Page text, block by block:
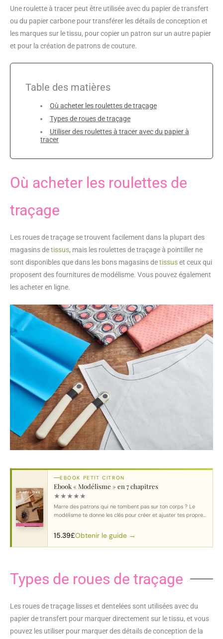
Une roulette à tracer peut être utilisée avec du papier de transfert
ou du papier carbone pour transférer les détails de conception et
les marques sur le tissu, pour copier un patron sur un autre papier
et pour la création de patrons de couture.
Table des matières
Où acheter les roulettes de traçage
Types de roues de traçage
Utiliser des roulettes à tracer avec du papier à
tracer
Où acheter les roulettes de
traçage
Les roues de traçage se trouvent facilement dans la plupart des
magasins detissus, mais les roulettes de traçage à pointiller ne
sont disponibles que dans les bons magasins detissuset ceux qui
proposent des fournitures de modélisme. Vous pouvez également
les acheter en ligne.
EBOOK PETIT CITRON
Ebook « Modélisme » en 7 chapitres
★★★★★
Marre des patrons qui ne tombent pas sur ton corps ? Le
modélisme te donne les clés pour créer et ajuster tes propres
15.39£Obtenir le guide →
Types de roues de traçage
Les roues de traçage lisses et dentelées sont utilisées avec du
papier de transfert pour marquer directement sur le tissu, et vous
pouvez les utiliser pour marquer des détails de conception de la